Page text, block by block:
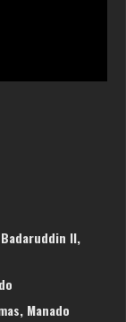
II,
Manado